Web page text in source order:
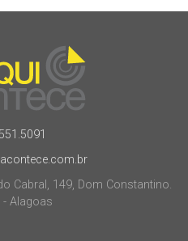
Cabral, 149, Dom Constantino.
- Alagoas